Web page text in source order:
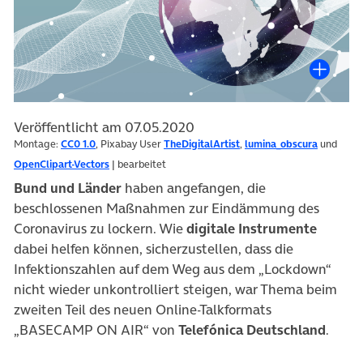
Veröffentlicht am 07.05.2020
Montage: CC0 1.0, Pixabay UserTheDigitalArtist,lumina_obscura und
OpenClipart-Vectors | bearbeitet
Bund und Länder haben angefangen, die
beschlossenen Maßnahmen zur Eindämmung des
Coronavirus zu lockern. Wiedigitale Instrumente
dabei helfen können, sicherzustellen, dass die
Infektionszahlen auf dem Weg aus dem „Lockdown“
nicht wieder unkontrolliert steigen, war Thema beim
zweiten Teil des neuen Online-Talkformats
„BASECAMP ON AIR“ von Telefónica Deutschland.